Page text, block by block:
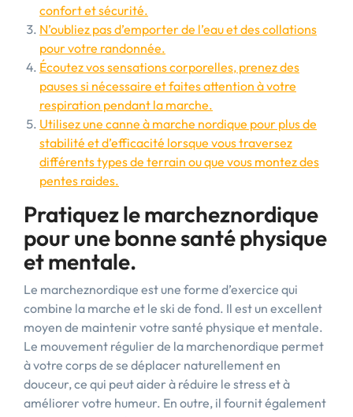
confort et sécurité.
N’oubliez pas d’emporter de l’eau et des collations
pour votre randonnée.
Écoutez vos sensations corporelles, prenez des
pauses si nécessaire et faites attention à votre
respiration pendant la marche.
Utilisez une canne à marche nordique pour plus de
stabilité et d’efficacité lorsque vous traversez
différents types de terrain ou que vous montez des
pentes raides.
Pratiquez le marcheznordique
pour une bonne santé physique
et mentale.
Le marcheznordique est une forme d’exercice qui
combine la marche et le ski de fond. Il est un excellent
moyen de maintenir votre santé physique et mentale.
Le mouvement régulier de la marchenordique permet
à votre corps de se déplacer naturellement en
douceur, ce qui peut aider à réduire le stress et à
améliorer votre humeur. En outre, il fournit également